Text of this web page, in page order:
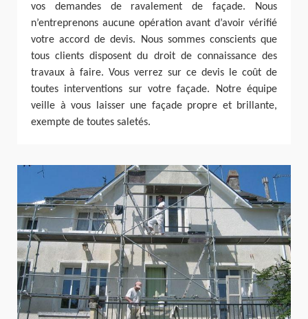
vos demandes de ravalement de façade. Nous
n’entreprenons aucune opération avant d’avoir vérifié
votre accord de devis. Nous sommes conscients que
tous clients disposent du droit de connaissance des
travaux à faire. Vous verrez sur ce devis le coût de
toutes interventions sur votre façade. Notre équipe
veille à vous laisser une façade propre et brillante,
exempte de toutes saletés.